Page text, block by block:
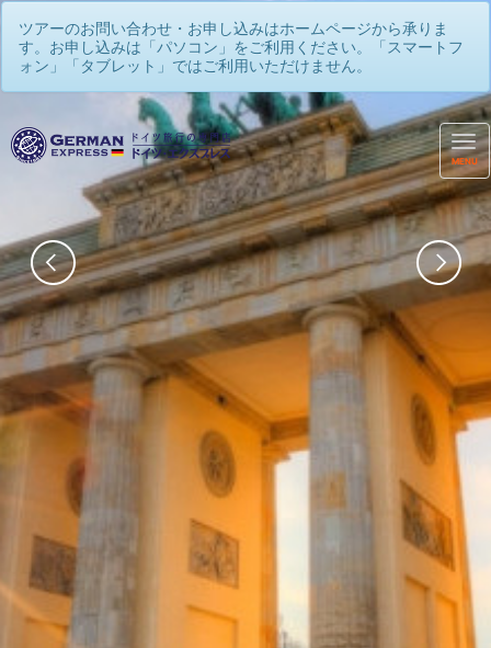
ツアーのお問い合わせ・お申し込みはホームページから承りま
す。お申し込みは「パソコン」をご利用ください。「スマートフ
ォン」「タブレット」ではご利用いただけません。
MENU